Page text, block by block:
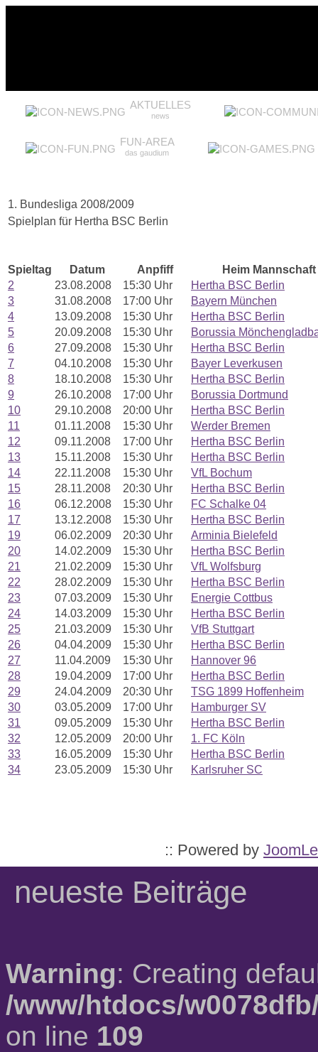
AKTUELLES
news
FUN-AREA
das gaudium
1. Bundesliga 2008/2009
Spielplan für Hertha BSC Berlin
Spieltag Datum Anpfiff
Heim Mannschaft
2
23.08.2008 15:30 Uhr
Hertha BSC Berlin
3
31.08.2008 17:00 Uhr
Bayern München
4
13.09.2008 15:30 Uhr
Hertha BSC Berlin
5
20.09.2008 15:30 Uhr
Borussia
6
27.09.2008 15:30 Uhr
Hertha BSC Berlin
7
04.10.2008 15:30 Uhr
Bayer Leverkusen
8
18.10.2008 15:30 Uhr
Hertha BSC Berlin
9
26.10.2008 17:00 Uhr
Borussia Dortmund
10
29.10.2008 20:00 Uhr
Hertha BSC Berlin
11
01.11.2008 15:30 Uhr
Werder Bremen
12
09.11.2008 17:00 Uhr
Hertha BSC Berlin
13
15.11.2008 15:30 Uhr
Hertha BSC Berlin
14
22.11.2008 15:30 Uhr
VfL Bochum
15
28.11.2008 20:30 Uhr
Hertha BSC Berlin
16
06.12.2008 15:30 Uhr
FC Schalke 04
17
13.12.2008 15:30 Uhr
Hertha BSC Berlin
19
06.02.2009 20:30 Uhr
Arminia Bielefeld
20
14.02.2009 15:30 Uhr
Hertha BSC Berlin
21
21.02.2009 15:30 Uhr
VfL Wolfsburg
22
28.02.2009 15:30 Uhr
Hertha BSC Berlin
23
07.03.2009 15:30 Uhr
Energie Cottbus
24
14.03.2009 15:30 Uhr
Hertha BSC Berlin
25
21.03.2009 15:30 Uhr
VfB Stuttgart
26
04.04.2009 15:30 Uhr
Hertha BSC Berlin
27
11.04.2009 15:30 Uhr
Hannover 96
28
19.04.2009 17:00 Uhr
Hertha BSC Berlin
29
24.04.2009 20:30 Uhr
TSG 1899 Hoffenheim
30
03.05.2009 17:00 Uhr
Hamburger SV
31
09.05.2009 15:30 Uhr
Hertha BSC Berlin
32
12.05.2009 20:00 Uhr
1. FC Köln
33
16.05.2009 15:30 Uhr
Hertha BSC Berlin
34
23.05.2009 15:30 Uhr Karlsruher SC
:: Powered by
neueste Beiträge
Warning: Creating
/www/htdocs/
on line 109